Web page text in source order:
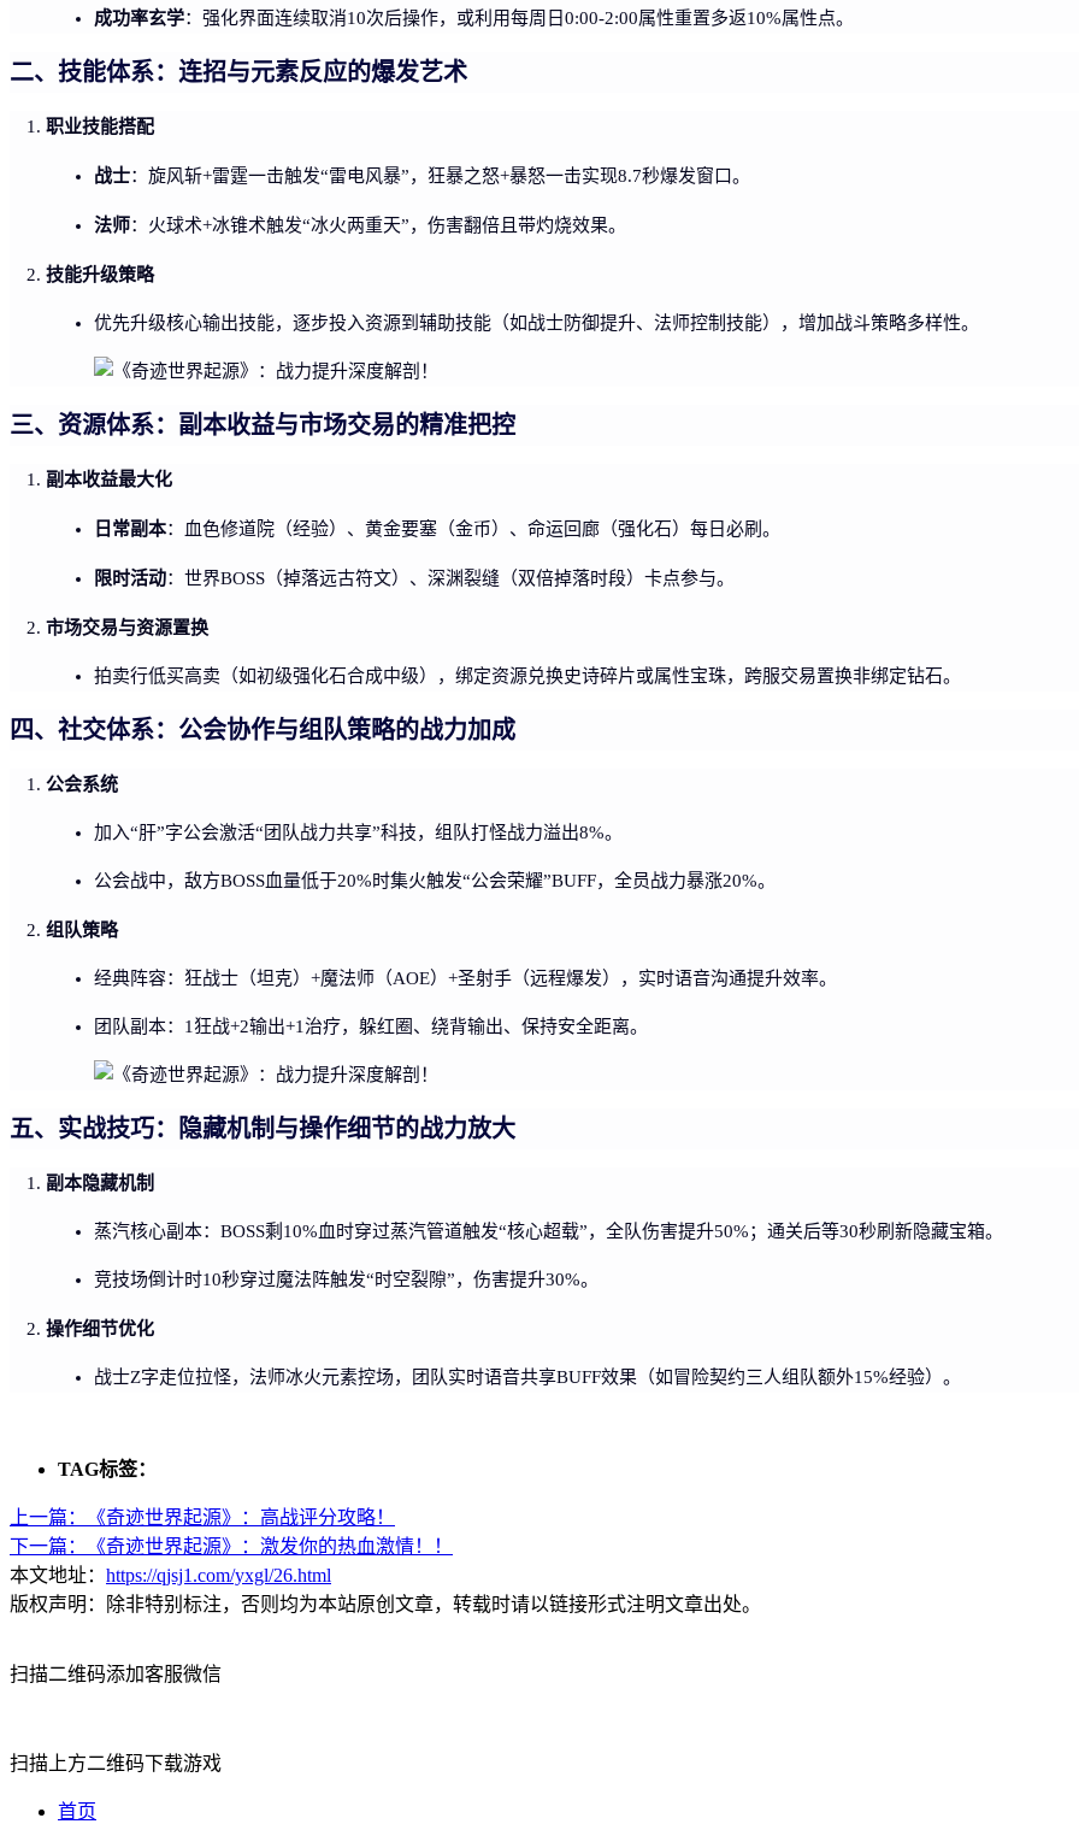
成功率玄学：强化界面连续取消10次后操作，或利用每周日0:00-2:00属性重置多返10%属性点。
二、技能体系：连招与元素反应的爆发艺术
职业技能搭配
战士：旋风斩+雷霆一击触发“雷电风暴”，狂暴之怒+暴怒一击实现8.7秒爆发窗口。
法师：火球术+冰锥术触发“冰火两重天”，伤害翻倍且带灼烧效果。
技能升级策略
优先升级核心输出技能，逐步投入资源到辅助技能（如战士防御提升、法师控制技能），增加战斗策略多样性。
三、资源体系：副本收益与市场交易的精准把控
副本收益最大化
日常副本：血色修道院（经验）、黄金要塞（金币）、命运回廊（强化石）每日必刷。
限时活动：世界BOSS（掉落远古符文）、深渊裂缝（双倍掉落时段）卡点参与。
市场交易与资源置换
拍卖行低买高卖（如初级强化石合成中级），绑定资源兑换史诗碎片或属性宝珠，跨服交易置换非绑定钻石。
四、社交体系：公会协作与组队策略的战力加成
公会系统
加入“肝”字公会激活“团队战力共享”科技，组队打怪战力溢出8%。
公会战中，敌方BOSS血量低于20%时集火触发“公会荣耀”BUFF，全员战力暴涨20%。
组队策略
经典阵容：狂战士（坦克）+魔法师（AOE）+圣射手（远程爆发），实时语音沟通提升效率。
团队副本：1狂战+2输出+1治疗，躲红圈、绕背输出、保持安全距离。
五、实战技巧：隐藏机制与操作细节的战力放大
副本隐藏机制
蒸汽核心副本：BOSS剩10%血时穿过蒸汽管道触发“核心超载”，全队伤害提升50%；通关后等30秒刷新隐藏宝箱。
竞技场倒计时10秒穿过魔法阵触发“时空裂隙”，伤害提升30%。
操作细节优化
战士Z字走位拉怪，法师冰火元素控场，团队实时语音共享BUFF效果（如冒险契约三人组队额外15%经验）。
TAG标签：
上一篇：
《奇迹世界起源》：高战评分攻略！
下一篇：
《奇迹世界起源》：激发你的热血激情！！
本文地址： https://qjsj1.com/yxgl/26.html
版权声明：除非特别标注，否则均为本站原创文章，转载时请以链接形式注明文章出处。
扫描二维码添加客服微信
扫描上方二维码下载游戏
首页